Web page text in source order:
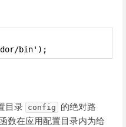
bin');
目录 config
的绝对路
函数在应用配置目录内为给